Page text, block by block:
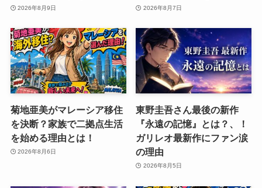
2026年8月9日 2026年8月7日
菊地亜美がマレーシア移住
を決断？家族で二拠点生活
を始める理由とは！
2026年8月6日
東野圭吾さん最後の新作
『永遠の記憶』とは？、！
ガリレオ最新作にファン涙
の理由
2026年8月5日